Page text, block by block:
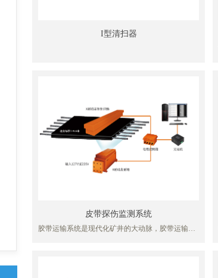
I型清扫器
皮带探伤监测系统
胶带运输系统是现代化矿井的大动脉，胶带运输系
主营业务导航